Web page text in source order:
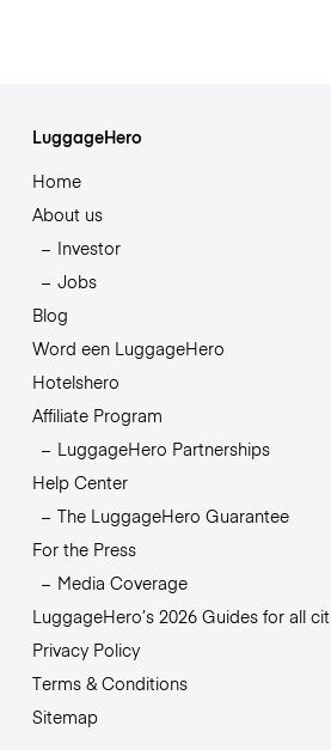
LuggageHero
Home
About us
Investor
Jobs
Blog
Word een LuggageHero
Hotelshero
Affiliate Program
LuggageHero Partnerships
Help Center
The LuggageHero Guarantee
For the Press
Media Coverage
LuggageHero’s 2026 Guides for all
Privacy Policy
Terms & Conditions
Sitemap